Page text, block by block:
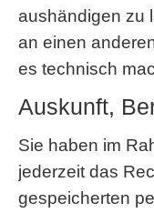
aushändigen zu
an einen
es technisch
Auskunft,
Sie haben im
jederzeit das
gespeicherten